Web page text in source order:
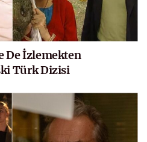
De İzlemekten
Türk Dizisi